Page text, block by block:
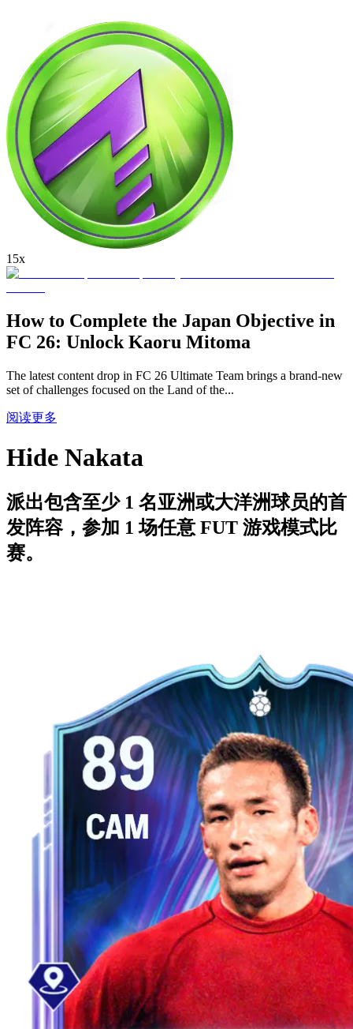
15x
How to Complete the Japan Objective in
FC 26: Unlock Kaoru Mitoma
The latest content drop in FC 26 Ultimate Team brings a brand-new
set of challenges focused on the Land of the...
阅读更多
Hide Nakata
派出包含至少 1 名亚洲或大洋洲球员的首
发阵容，参加 1 场任意 FUT 游戏模式比
赛。